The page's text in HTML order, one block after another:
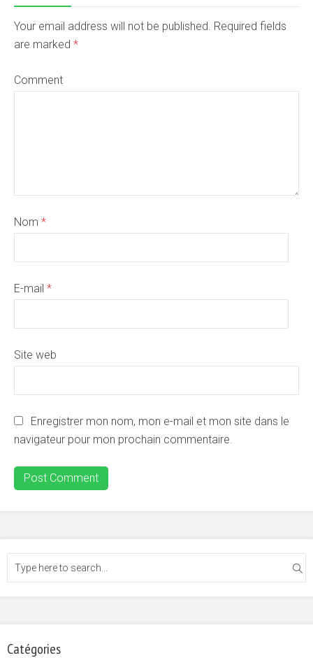
Your email address will not be published. Required fields
are marked *
Comment
Nom *
E-mail *
Site web
Enregistrer mon nom, mon e-mail et mon site dans le
navigateur pour mon prochain commentaire.
Catégories